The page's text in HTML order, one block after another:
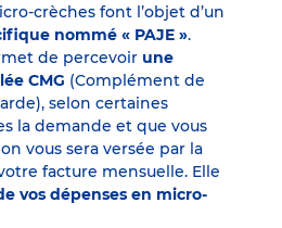
crèches font l’objet d’un
nommé « PAJE ».
de percevoir une
CMG (Complément de
selon certaines
la demande et que vous
vous sera versée par la
facture mensuelle. Elle
vos dépenses en micro-